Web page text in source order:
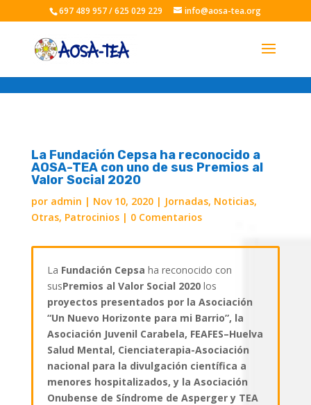
697 489 957 / 625 029 229 info@aosa-tea.org
La Fundación Cepsa ha reconocido a
AOSA-TEA con uno de sus Premios al
Valor Social 2020
por admin | Nov 10, 2020| Jornadas, Noticias,
Otras, Patrocinios| 0 Comentarios
La Fundación Cepsa ha reconocido con
susPremios al Valor Social 2020los
proyectos presentados por la Asociación
“Un Nuevo Horizonte para mi Barrio”, la
Asociación Juvenil Carabela, FEAFES–Huelva
Salud Mental, Cienciaterapia-Asociación
nacional para la divulgación científica a
menores hospitalizados, y la Asociación
Onubense de Síndrome de Asperger y TEA